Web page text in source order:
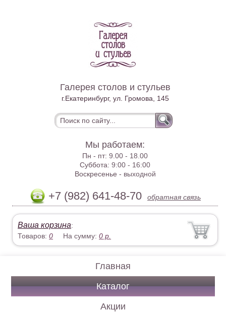
Галерея столов и стульев
г.Екатеринбург, ул. Громова, 145
Мы работаем:
Пн - пт:9.00 - 18.00
Суббота:9:00 - 16:00
Воскресенье - выходной
+7 (982) 641-48-70 обратная связь
Ваша корзина:
Товаров:0 На сумму:0 р.
Главная
Каталог
Акции